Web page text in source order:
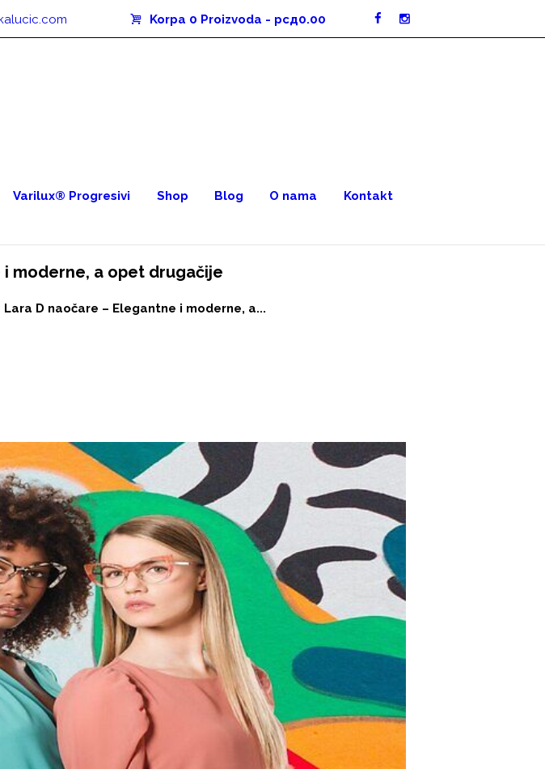
Korpa 0 Proizvoda - рсд0.00
Varilux® Progresivi Shop Blog O nama Kontakt
moderne, a opet drugačije
Lara D naočare – Elegantne i moderne, a...